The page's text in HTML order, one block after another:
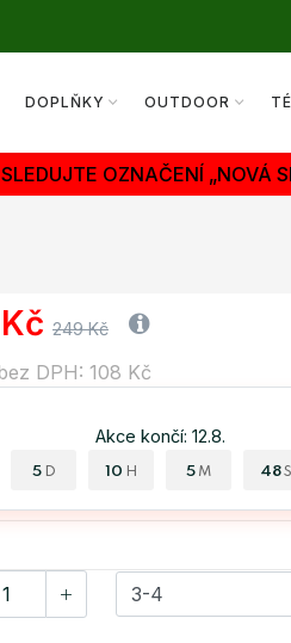
DOPLŇKY OUTDOOR
OZNAČENÍ „NOVÁ
249 Kč
DPH: 108 Kč
Akce končí: 12.8.
5 D 10 H 5 M 47 S